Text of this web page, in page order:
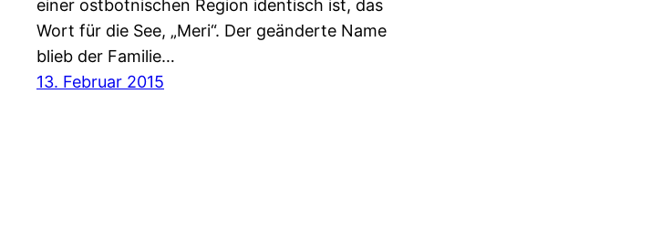
einer ostbotnischen Region identisch ist, das
Wort für die See, „Meri“. Der geänderte Name
blieb der Familie…
13. Februar 2015